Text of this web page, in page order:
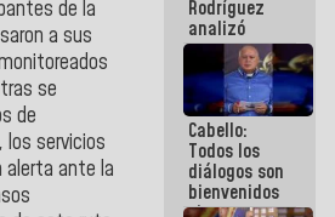
de la
a sus
se
de
servicios
alerta ante la
para el
diálogo
Rodríguez
analizó
junto a
gobernadores
planes de
recuperación
del Sistema
Eléctrico
Nacional
Cabello:
Todos los
diálogos son
bienvenidos